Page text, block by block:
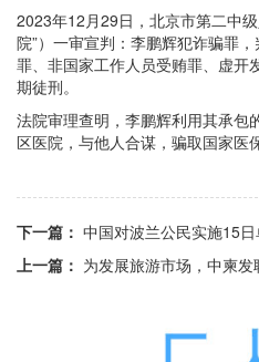
2023年12月29日，北京市第二中
院”）一审宣判：李鹏辉犯诈骗罪
罪、非国家工作人员受贿罪、虚开
期徒刑。
法院审理查明，李鹏辉利用其承包
区医院，与他人合谋，骗取国家医
下一篇： 中国对波兰公民实施15
上一篇： 为发展旅游市场，中柬发